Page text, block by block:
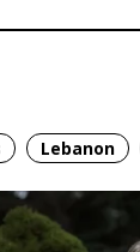
Lebanon